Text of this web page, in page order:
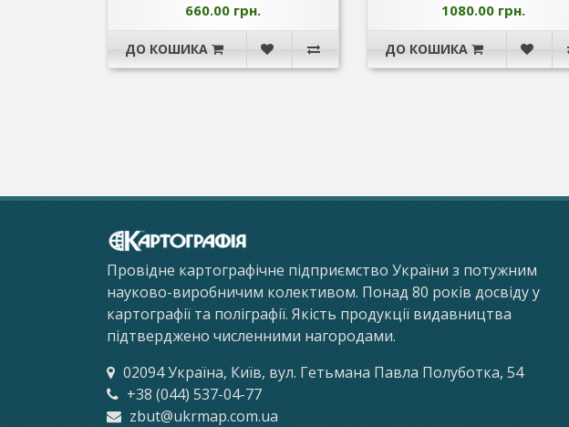
660.00 грн.
ДО КОШИКА
1080.00 грн.
ДО КОШИКА
Провідне картографічне підприємство України з потужним
науково-виробничим колективом. Понад 80 років досвіду у
картографії та поліграфії. Якість продукції видавництва
підтверджено численними нагородами.
02094 Україна, Київ, вул. Гетьмана Павла Полуботка, 54
+38 (044) 537-04-77
zbut@ukrmap.com.ua